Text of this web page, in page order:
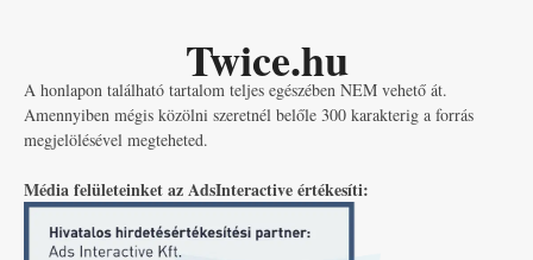
Twice.hu
A honlapon található tartalom teljes egészében NEM vehető át.
Amennyiben mégis közölni szeretnél belőle 300 karakterig a forrás
megjelölésével megteheted.
Média felületeinket az AdsInteractive értékesíti: